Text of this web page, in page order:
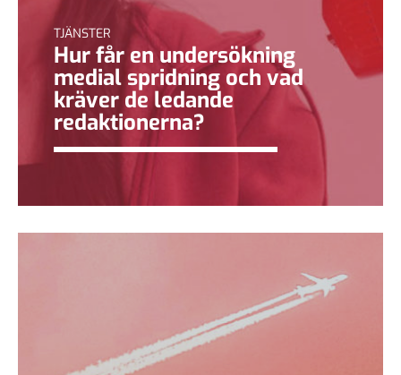
TJÄNSTER
Hur får en undersökning
medial spridning och vad
kräver de ledande
redaktionerna?